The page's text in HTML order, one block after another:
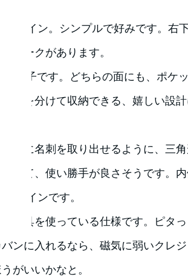
ザイン。シンプルで好みです。右
マークがあります。
る様子です。どちらの面にも、ポケ
名刺を分けて収納できる、嬉しい設
単に名刺を取り出せるように、三
いて、使い勝手が良さそうです。
ザインです。
め具を使っている仕様です。ピタ
ンに入れるなら、磁気に弱いクレ
がいいかなと。